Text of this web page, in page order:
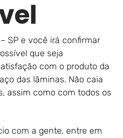
SP e você irá confirmar
que seja
com o produto da
das lâminas. Não caia
assim como com todos os
com a gente, entre em